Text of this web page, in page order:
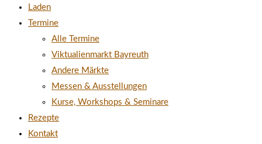
Laden
Termine
Alle Termine
Viktualienmarkt Bayreuth
Andere Märkte
Messen & Ausstellungen
Kurse, Workshops & Seminare
Rezepte
Kontakt